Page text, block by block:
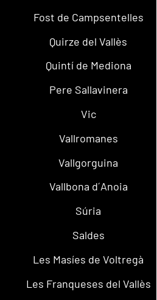
Fost de Campsentelles
Quirze del Vallès
Quintí de Mediona
Pere Sallavinera
Vic
Vallromanes
Vallgorguina
Vallbona d´Anoia
Súria
Saldes
Les Masíes de Voltregà
Les Franqueses del Vallès